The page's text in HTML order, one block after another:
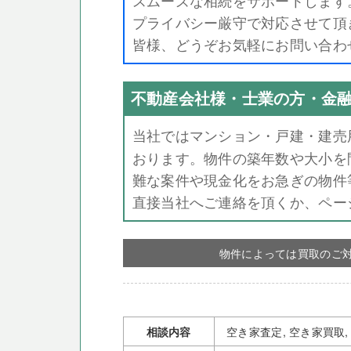
プライバシー厳守で対応させて
皆様、どうぞお気軽にお問い合
不動産会社様・士業の方・金
当社ではマンション・戸建・建
おります。物件の築年数や大小
難な案件や現金化をお急ぎの物
直接当社へご連絡を頂くか、ペ
物件によっては買取のご
相談内容 空き家査定, 空き家買取